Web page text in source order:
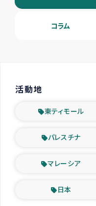
コラム
活動地
東ティモール
パレスチナ
マレーシア
日本